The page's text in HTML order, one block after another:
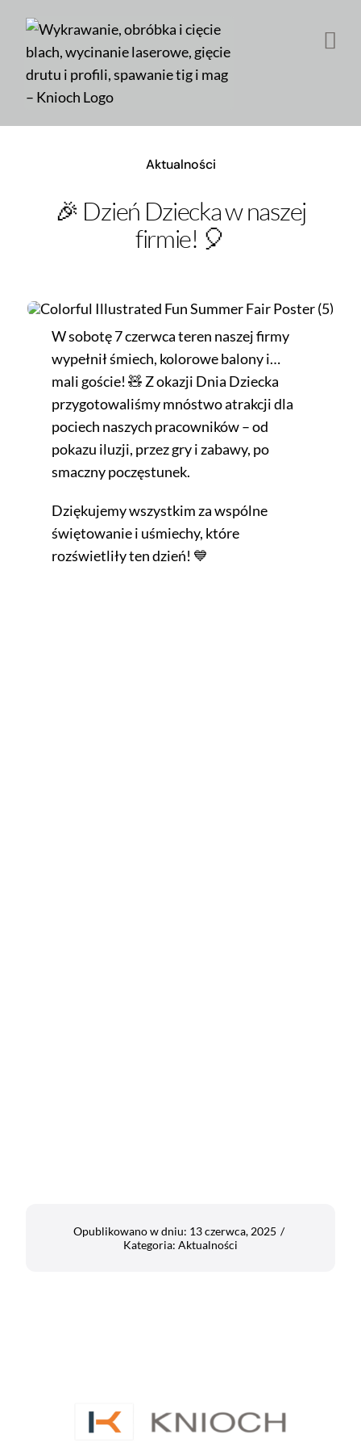
zawartości
Aktualności
🎉 Dzień Dziecka w naszej
firmie! 🎈
W sobotę 7 czerwca teren naszej firmy
wypełnił śmiech, kolorowe balony i…
mali goście! 🧸 Z okazji Dnia Dziecka
przygotowaliśmy mnóstwo atrakcji dla
pociech naszych pracowników – od
pokazu iluzji, przez gry i zabawy, po
smaczny poczęstunek.
Dziękujemy wszystkim za wspólne
świętowanie i uśmiechy, które
rozświetliły ten dzień! 💙
Opublikowano w dniu: 13 czerwca, 2025 /
Kategoria: Aktualności